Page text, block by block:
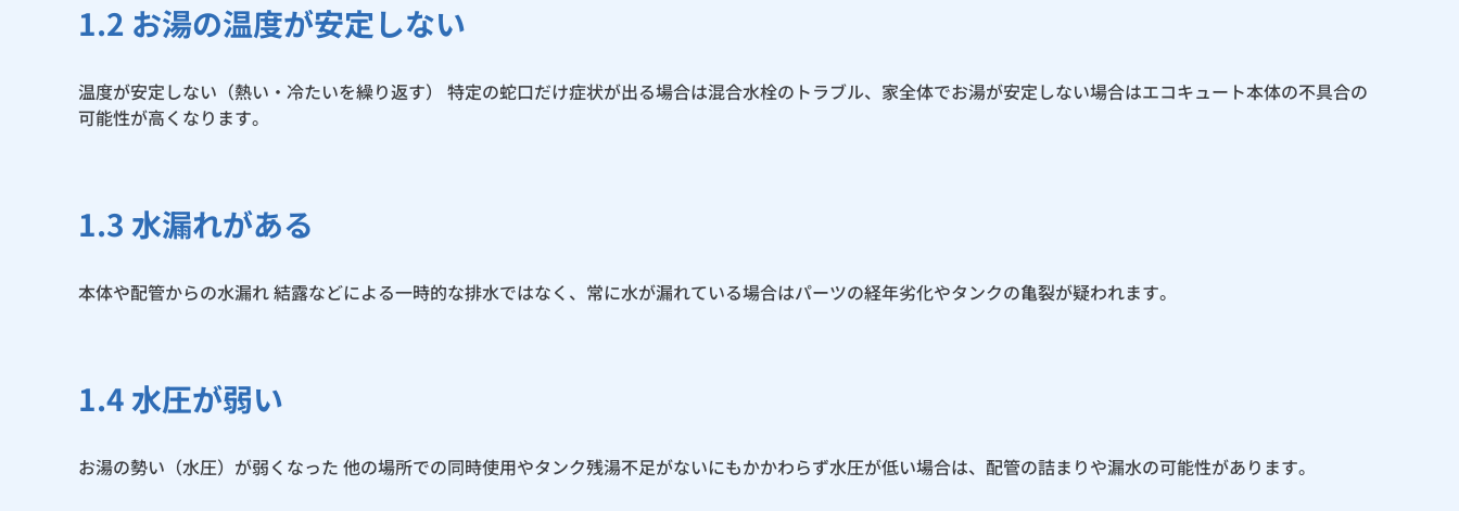
1.2 お湯の温度が安定しない
温度が安定しない（熱い・冷たいを繰り返す） 特定の蛇口だけ症状が出る場合は混合水栓のトラブル、家全体でお湯が安定しない場合はエコキュート本体の不具合の
可能性が高くなります。
1.3 水漏れがある
本体や配管からの水漏れ 結露などによる一時的な排水ではなく、常に水が漏れている場合はパーツの経年劣化やタンクの亀裂が疑われます。
1.4 水圧が弱い
お湯の勢い（水圧）が弱くなった 他の場所での同時使用やタンク残湯不足がないにもかかわらず水圧が低い場合は、配管の詰まりや漏水の可能性があります。